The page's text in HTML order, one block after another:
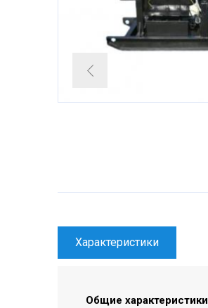
Характеристики
Общие характеристики